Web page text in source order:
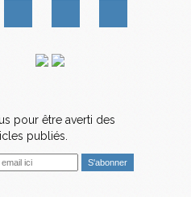
pour être averti des
publiés.